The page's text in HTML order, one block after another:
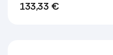
133,33 €